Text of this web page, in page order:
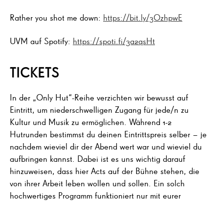
Rather you shot me down: https://bit.ly/3OzhpwE
UVM auf Spotify: https://spoti.fi/3a2qsHt
TICKETS
In der „Only Hut“-Reihe verzichten wir bewusst auf
Eintritt, um niederschwelligen Zugang für jede/n zu
Kultur und Musik zu ermöglichen. Während 1-2
Hutrunden bestimmst du deinen Eintrittspreis selber – je
nachdem wieviel dir der Abend wert war und wieviel du
aufbringen kannst. Dabei ist es uns wichtig darauf
hinzuweisen, dass hier Acts auf der Bühne stehen, die
von ihrer Arbeit leben wollen und sollen. Ein solch
hochwertiges Programm funktioniert nur mit eurer